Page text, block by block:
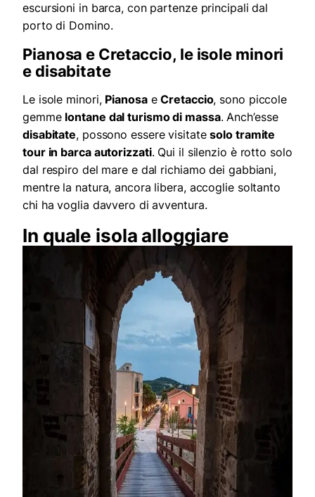
escursioni in barca, con partenze principali dal
porto di Domino.
Pianosa e Cretaccio, le isole minori
e disabitate
Le isole minori, PianosaeCretaccio, sono piccole
gemme lontane dal turismo di massa. Anch’esse
disabitate, possono essere visitatesolo tramite
tour in barca autorizzati. Qui il silenzio è rotto solo
dal respiro del mare e dal richiamo dei gabbiani,
mentre la natura, ancora libera, accoglie soltanto
chi ha voglia davvero di avventura.
In quale isola alloggiare